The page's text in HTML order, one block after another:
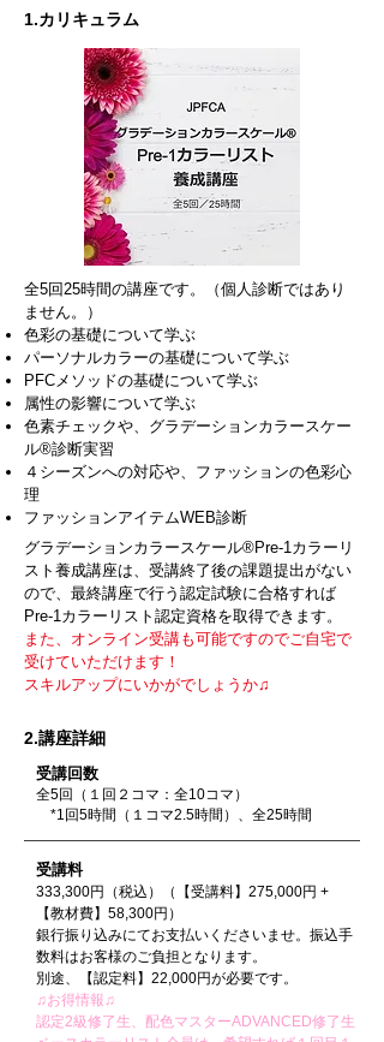
1.カリキュラム
​全5回25時間の講座です。（個人診断ではあり
ません。）
色彩の基礎について学ぶ
パーソナルカラーの基礎について学ぶ
PFCメソッドの基礎について学ぶ
属性の影響について学ぶ
色素チェックや、グラデーションカラースケー
ル®診断実習
４シーズンへの対応や、ファッションの色彩心
理
​ファッションアイテムWEB診断
グラデーションカラースケール®Pre-1カラーリ
スト養成講座は、受講終了後の課題提出がない
ので、最終講座で行う認定試験に合格すれば
Pre-1カラーリスト認定資格を取得できます。
また、オンライン受講も可能ですのでご自宅で
受けていただけます！
スキルアップにいかがでしょうか♫
2.講座詳細
受講回数
全5回（１回２コマ：全10コマ）
*1回5時間（１コマ2.5時間）、全25時間
受講料
333,300円（税込）（【受講料】275,000円 +
【教材費】58,300円）
銀行振り込みにてお支払いくださいませ。振込手
数料はお客様のご負担となります。
​別途、【認定料】22,000円が必要です。
♫お得情報♫
​認定2級修了生、配色マスターADVANCED修了生